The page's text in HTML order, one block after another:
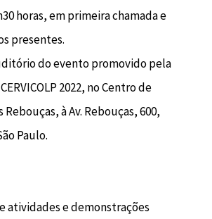
horas, em primeira chamada e
presentes.
do evento promovido pela
2022, no Centro de
Rebouças, à Av. Rebouças, 600,
Paulo.
atividades e demonstrações